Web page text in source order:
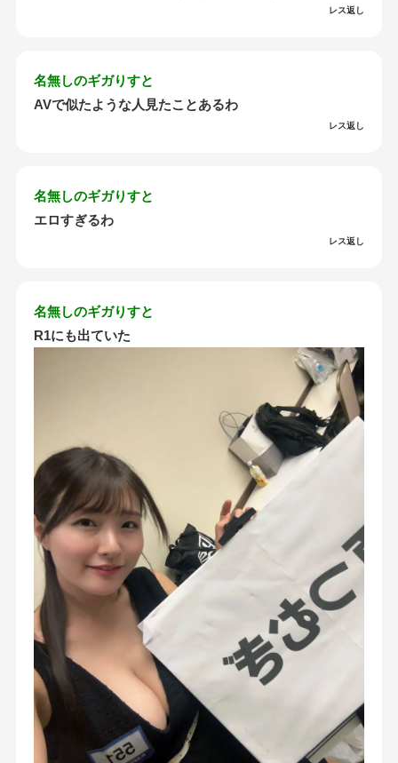
レス返し
名無しのギガりすと
AVで似たような人見たことあるわ
レス返し
名無しのギガりすと
エロすぎるわ
レス返し
名無しのギガりすと
R1にも出ていた